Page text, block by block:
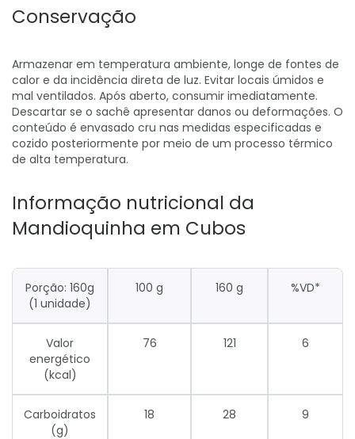
Conservação
Armazenar em temperatura ambiente, longe de fontes de
calor e da incidência direta de luz. Evitar locais úmidos e
mal ventilados. Após aberto, consumir imediatamente.
Descartar se o sachê apresentar danos ou deformações. O
conteúdo é envasado cru nas medidas especificadas e
cozido posteriormente por meio de um processo térmico
de alta temperatura.
Informação nutricional da
Mandioquinha em Cubos
Porção: 160g
(1 unidade)
100 g 160 g %VD*
Valor
energético
(kcal)
76 121 6
Carboidratos
(g)
18 28 9